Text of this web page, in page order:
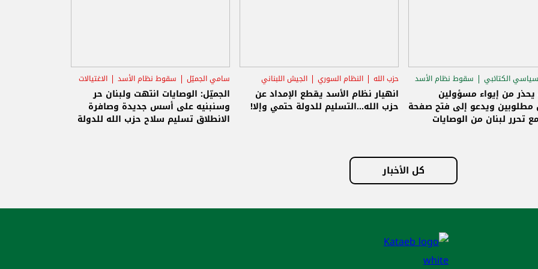
الكتائبي
سقوط نظام الأسد
الرئاسي
يحذر من إيواء مسؤولين
مطلوبين ويدعو إلى فتح صفحة
تحرر لبنان من الوصايات
حزب الله النظام السوري الجيش اللبناني
انهيار نظام الأسد يقطع الإمداد عن
حزب الله...التسليم للدولة حتمي وإلا!
سامي الجميّل سقوط نظام الأسد الاغتيالات
الجميّل: الوصايات انتهت ولبنان حر
وسنبنيه على أسس جديدة وصافرة
الانطلاق تسليم سلاح حزب الله للدولة
كل الأخبار